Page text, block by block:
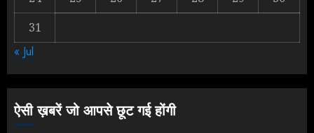
3
Yogi Government ने विज्ञापनों पर
31
« Jul
ऐसी ख़बरें जो आपसे छूट गई होंगी